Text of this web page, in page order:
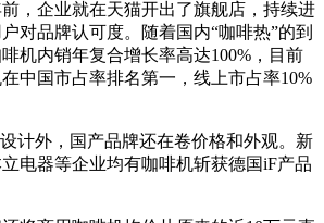
，企业就在天猫开出了旗舰店，持续进
对品牌认可度。随着国内“咖啡热”的到
机内销年复合增长率高达100%，目前
中国市占率排名第一，线上市占率10%
外，国产品牌还在卷价格和外观。新
电器等企业均有咖啡机斩获德国iF产品